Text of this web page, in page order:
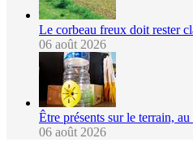
Le corbeau freux doit rester
06 août 2026
Être présents sur le terrain,
06 août 2026